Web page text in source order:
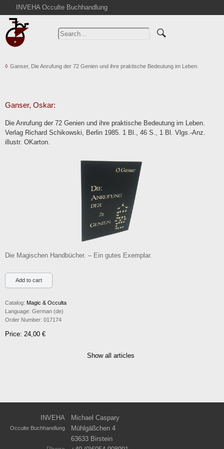
INVEHA Occulte Buchhandlung
Home
Advanced Search
Cart
Contact
Terms
Ganser, Die Anrufung der 72 Genien und ihre praktische Bedeutung im Leben.
Ganser, Oskar:
Die Anrufung der 72 Genien und ihre praktische Bedeutung im Leben.
Verlag Richard Schikowski, Berlin 1985. 1 Bl., 46 S., 1 Bl. Vlgs.-Anz.
illustr. OKarton.
Die Magischen Handbücher. – Ein gutes Exemplar.
Catalog: Magic & Occulta
Language: German (de)
Order Number: 017174
Price: 24,00 €
Show all articles
INVEHA Michael Caspary
Occulte Buchhandlung
Mühlgäßchen 4
63633 Birstein